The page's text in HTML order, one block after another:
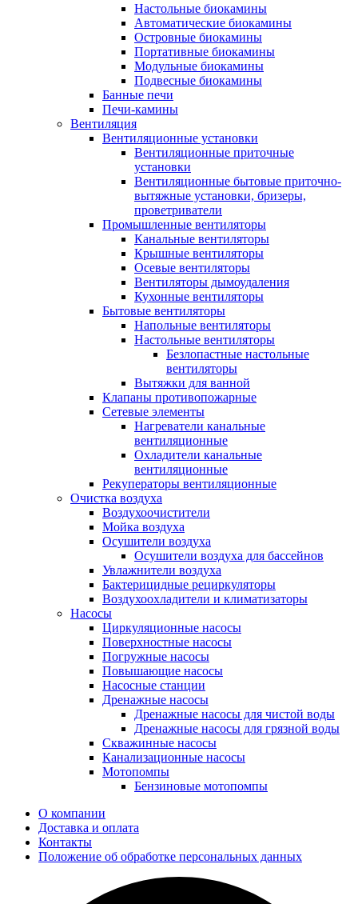
Настольные биокамины
Автоматические биокамины
Островные биокамины
Портативные биокамины
Модульные биокамины
Подвесные биокамины
Банные печи
Печи-камины
Вентиляция
Вентиляционные установки
Вентиляционные приточные
установки
Вентиляционные бытовые приточно-
вытяжные установки, бризеры,
проветриватели
Промышленные вентиляторы
Канальные вентиляторы
Крышные вентиляторы
Осевые вентиляторы
Вентиляторы дымоудаления
Кухонные вентиляторы
Бытовые вентиляторы
Напольные вентиляторы
Настольные вентиляторы
Безлопастные настольные
вентиляторы
Вытяжки для ванной
Клапаны противопожарные
Сетевые элементы
Нагреватели канальные
вентиляционные
Охладители канальные
вентиляционные
Рекуператоры вентиляционные
Очистка воздуха
Воздухоочистители
Мойка воздуха
Осушители воздуха
Осушители воздуха для бассейнов
Увлажнители воздуха
Бактерицидные рециркуляторы
Воздухоохладители и климатизаторы
Насосы
Циркуляционные насосы
Поверхностные насосы
Погружные насосы
Повышающие насосы
Насосные станции
Дренажные насосы
Дренажные насосы для чистой воды
Дренажные насосы для грязной воды
Скважинные насосы
Канализационные насосы
Мотопомпы
Бензиновые мотопомпы
О компании
Доставка и оплата
Контакты
Положение об обработке персональных данных